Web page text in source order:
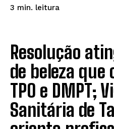
3 min. leitura
Resolução
de beleza que
TPO e DMPT;
Sanitária de